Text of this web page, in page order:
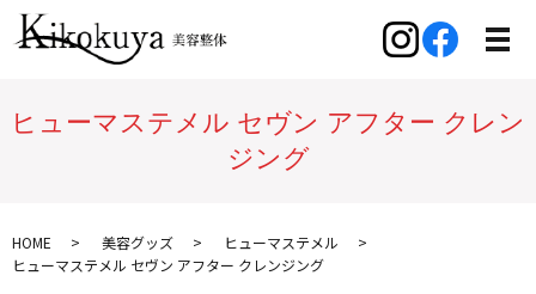
ヒューマステメル セヴン アフター クレン
ジング
HOME 美容グッズ
ヒューマステメル
ヒューマステメル セヴン アフター クレンジング